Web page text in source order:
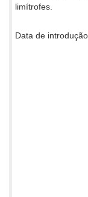
limítrofes.
Data de